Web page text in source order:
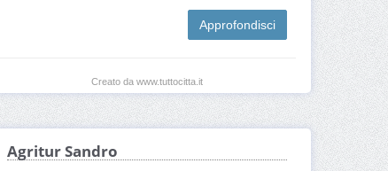
Approfondisci
Creato da www.tuttocitta.it
Agritur Sandro